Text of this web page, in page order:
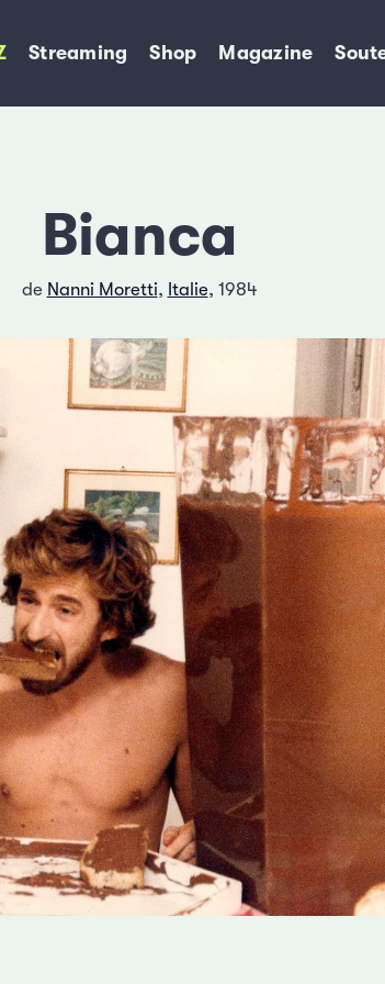
Streaming Shop Magazine
Bianca
de Nanni Moretti, Italie, 1984